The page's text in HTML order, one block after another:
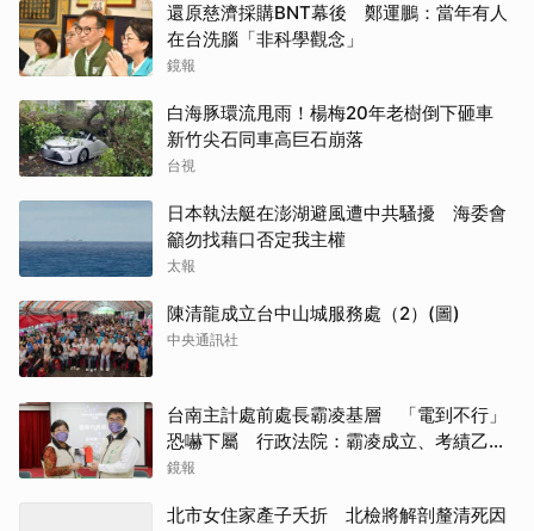
還原慈濟採購BNT幕後 鄭運鵬：當年有人
在台洗腦「非科學觀念」
鏡報
白海豚環流甩雨！楊梅20年老樹倒下砸車
新竹尖石同車高巨石崩落
台視
日本執法艇在澎湖避風遭中共騷擾 海委會
籲勿找藉口否定我主權
太報
陳清龍成立台中山城服務處（2）(圖)
中央通訊社
台南主計處前處長霸凌基層 「電到不行」
恐嚇下屬 行政法院：霸凌成立、考績乙等
沒給錯
鏡報
北市女住家產子夭折 北檢將解剖釐清死因